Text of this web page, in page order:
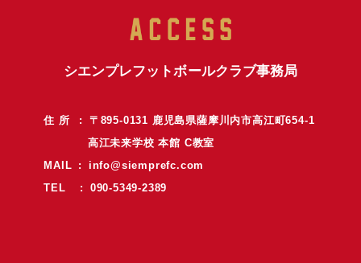
シエンプレフットボールクラブ事務局
住 所 : 〒895-0131 鹿児島県薩摩川内市高江町654-1
高江未来学校 本館 C教室
MAIL : info@siemprefc.com
TEL : 090-5349-2389